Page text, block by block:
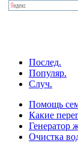
Послед.
Популяр.
Случ.
Помощь
Какие
Генератор
Очистка